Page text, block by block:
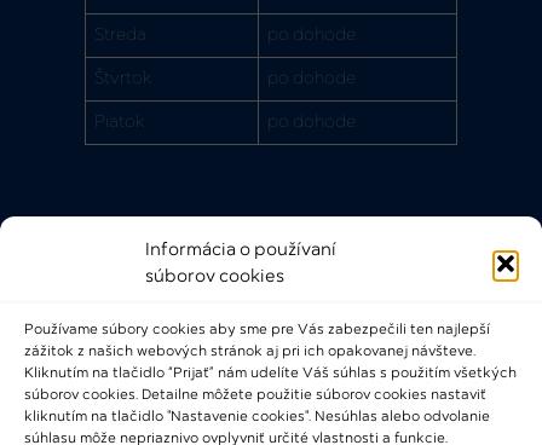
Informácia o používaní
súborov cookies
Používame súbory cookies aby sme pre Vás zabezpečili ten najlepší
zážitok z našich webových stránok aj pri ich opakovanej návšteve.
Kliknutím na tlačidlo “Prijať” nám udelíte Váš súhlas s použitím všetkých
súborov cookies. Detailne môžete použitie súborov cookies nastaviť
kliknutím na tlačidlo "Nastavenie cookies". Nesúhlas alebo odvolanie
súhlasu môže nepriaznivo ovplyvniť určité vlastnosti a funkcie.
Streda po dohode
Štvrtok po dohode
Piatok po dohode
Rýchle odkazy
Bádateľský poriadok
Knižničný a výpožičný poriadok
Všeobecné podmienky